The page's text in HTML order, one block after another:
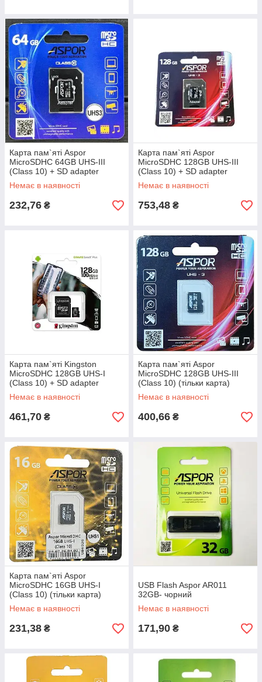
Карта пам`яті Aspor
MicroSDHC 64GB UHS-III
(Class 10) + SD adapter
Немає в наявності
232,76 ₴
Карта пам`яті Aspor
MicroSDHC 128GB UHS-III
(Class 10) + SD adapter
Немає в наявності
753,48 ₴
Карта пам`яті Kingston
MicroSDHC 128GB UHS-I
(Class 10) + SD adapter
Немає в наявності
461,70 ₴
Карта пам`яті Aspor
MicroSDHC 128GB UHS-III
(Class 10) (тільки карта)
Немає в наявності
400,66 ₴
Карта пам`яті Aspor
MicroSDHC 16GB UHS-I
(Class 10) (тільки карта)
Немає в наявності
231,38 ₴
USB Flash Aspor AR011
32GB- чорний
Немає в наявності
171,90 ₴